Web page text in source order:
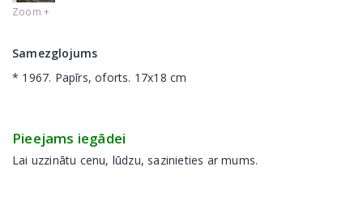
Zoom +
Samezglojums
* 1967. Papīrs, oforts. 17x18 cm
Pieejams iegādei
Lai uzzinātu cenu, lūdzu, sazinieties ar mums.